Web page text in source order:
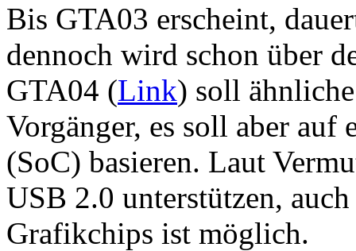
Bis GTA03 erscheint,
dennoch wird schon über
GTA04 (Link) soll
Vorgänger, es soll aber auf
(SoC) basieren. Laut
USB 2.0 unterstützen,
Grafikchips ist möglich.